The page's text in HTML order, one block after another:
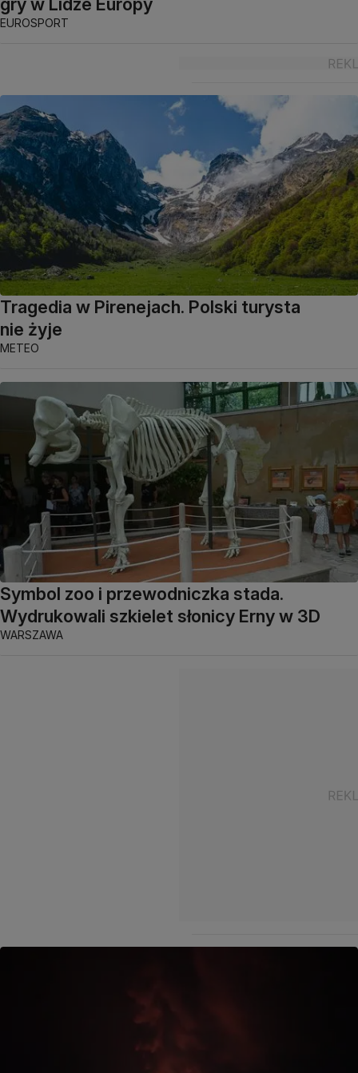
EUROSPORT
Tragedia w Pirenejach. Polski turysta
nie żyje
METEO
Symbol zoo i przewodniczka stada.
Wydrukowali szkielet słonicy Erny w 3D
WARSZAWA